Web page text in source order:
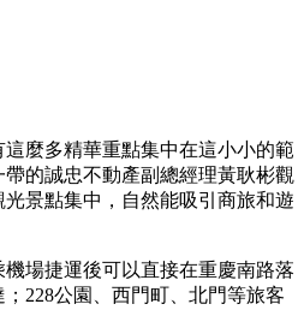
這麼多精華重點集中在這小小的範
的誠忠不動產副總經理黃耿彬觀
景點集中，自然能吸引商旅和遊
場捷運後可以直接在重慶南路落
228公園、西門町、北門等旅客